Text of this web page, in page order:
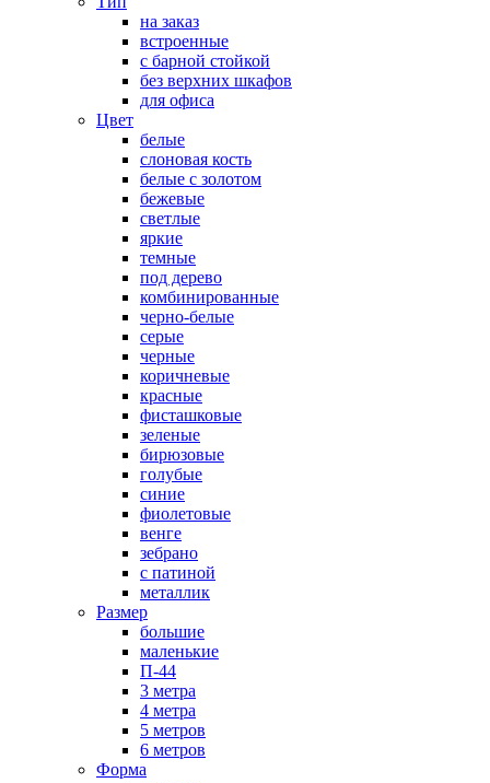
на заказ
встроенные
с барной стойкой
без верхних шкафов
для офиса
Цвет
белые
слоновая кость
белые с золотом
бежевые
светлые
яркие
темные
под дерево
комбинированные
черно-белые
серые
черные
коричневые
красные
фисташковые
зеленые
бирюзовые
голубые
синие
фиолетовые
венге
зебрано
с патиной
металлик
Размер
большие
маленькие
П-44
3 метра
4 метра
5 метров
6 метров
Форма